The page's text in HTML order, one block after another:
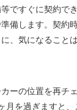
ですぐに契約で
備します。契約
、気になること
ーの位置を再チ
月を過ぎますと